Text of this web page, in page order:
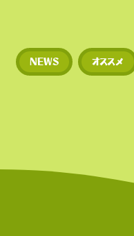
◼︎新
期に
多い
​• 世
• 新
期
NEWS オススメ